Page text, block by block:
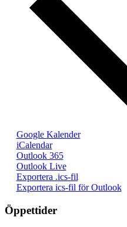
Google Kalender
iCalendar
Outlook 365
Outlook Live
Exportera .ics-fil
Exportera ics-fil för Outlook
Öppettider